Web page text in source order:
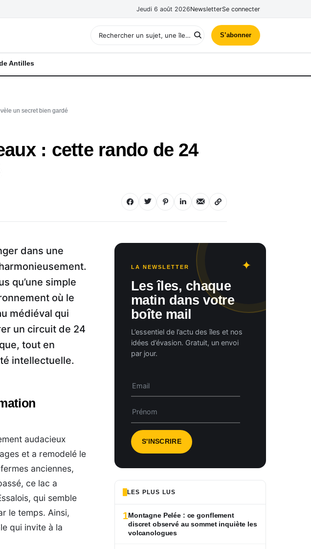
Jeudi 6 août 2026NewsletterSe connecter
S’abonner
Antilles
un secret bien gardé
: cette rando de 24
dans une
qu’une simple
où le
médiéval qui
un circuit de 24
tout en
intellectuelle.
audacieux
et a remodelé le
anciennes,
ce lac a
qui semble
le temps. Ainsi,
qui invite à la
LA NEWSLETTER
Les îles, chaque
matin dans votre
boîte mail
L’essentiel de l’actu des îles et nos
idées d’évasion. Gratuit, un envoi
par jour.
LES PLUS LUS
1Montagne Pelée : ce gonflement
discret observé au sommet inquiète les
volcanologues